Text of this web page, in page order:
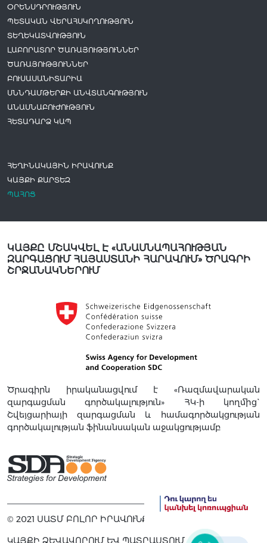
ՕՐԵՆՍԴՐՈՒԹՅՈՒՆ
ՊԵՏԱԿԱՆ ՎԵՐԱՀՍԿՈՂՈՒԹՅՈՒՆ
ՏԵՂԵԿԱՏՎՈՒԹՅՈՒՆ
ԼԱԲՈՐԱՏՈՐ ԾԱՌԱՅՈՒԹՅՈՒՆՆԵՐ
ԾԱՌԱՅՈՒԹՅՈՒՆՆԵՐ
ԲՈՒՍԱՍԱՆԻՏԱՐԻԱ
ՍՆՆԴԱՄԹԵՐՔԻ ԱՆՎՏԱՆԳՈՒԹՅՈՒՆ
ԱՆԱՍՆԱԲՈՒԺՈՒԹՅՈՒՆ
ՀԵՏԱԴԱՐՁ ԿԱՊ
ՀԵՂԻՆԱԿԱՅԻՆ ԻՐԱՎՈՒՆՔ
ԿԱՅՔԻ ՔԱՐՏԵԶ
ՊԱՀՈՑ
ԿԱՅՔԸ ՄՇԱԿՎԵԼ Է «ԱՆԱՍՆԱՊԱՀՈՒԹՅԱՆ
ԶԱՐԳԱՑՈՒՄ ՀԱՅԱՍՏԱՆԻ ՀԱՐԱՎՈՒՄ» ԾՐԱԳՐԻ
ՇՐՋԱՆԱԿՆԵՐՈՒՄ
Ծրագիրն իրականացվում է «Ռազմավարական
զարգացման գործակալություն» ՀԿ-ի կողմից`
Շվեյցարիայի զարգացման և համագործակցության
գործակալության ֆինանսական աջակցությամբ
© 2021 ՍԱՏՄ ԲՈԼՈՐ ԻՐԱՎՈՒՆՔՆԵՐԸ ՊԱՇՏՊԱՆՎԱԾ ԵՆ
ԿԱՅՔԻ ՁԵՎԱՎՈՐՈՒՄ ԵՎ ՊԱՏՐԱՍՏՈՒՄ